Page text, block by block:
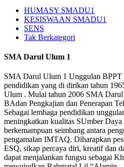
HUMASY SMADU1
KESISWAAN SMADU1
SENS
Tak Berkategori
SMA Darul Ulum 1
SMA Darul Ulum 1 Unggulan BPPT
pendidikan yang di dirikan tahun
Ulum . Mulai tahun 2006 SMA Darul
BAdan Pengkajian dan Penerapan
Sebagai lembaga pendidikan
meningkatkan kualitas SUmber
berkemampuan seimbang antara
pengamalan IMTAQ. Diharapkan
ESQ, sikap percaya diri, kreatif dan
dapat menjalankan fungsu sebagai